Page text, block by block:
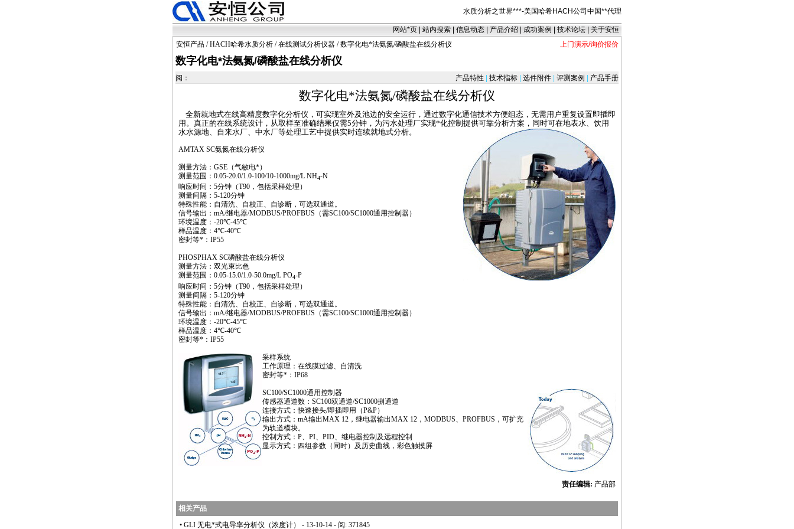
水质分析之世界***-美国哈希HACH公司中国**代理
网站*页 站内搜索 信息动态 产品介绍 成功案例 技术论坛
关于安恒
安恒产品 /HACH哈希水质分析 /在线测试分析仪器 / 数字化电*法氨氮/磷酸盐在线分析仪 上门演示/询价报价
数字化电*法氨氮/磷酸盐在线分析仪
阅： 产品特性 技术指标 选件附件 评测案例 产品手册
数字化电*法氨氮/磷酸盐在线分析仪
全新就地式在线高精度数字化分析仪，可实现室外及池边的安全运行，通过数字化通信技术方便组态，无需用户重复设置即插即
用。真正的在线系统设计，从取样至准确结果仅需5分钟，为污水处理厂实现*化控制提供可靠分析方案，同时可在地表水、饮用
水水源地、自来水厂、中水厂等处理工艺中提供实时连续就地式分析。
AMTAX SC氨氮在线分析仪
测量方法： GSE （气敏电*）
测量范围： 0.05-20.0/1.0-100/10-1000mg/L NH4-N
响应时间： 5分钟（T90 ，包括采样处理）
测量间隔： 5-120分钟
特殊性能：自清洗、自校正、自诊断，可选双通道。
信号输出： mA/继电器/MODBUS/PROFBUS （需SC100/SC1000通用控制器）
环境温度： -20℃-45℃
样品温度： 4℃-40℃
密封等* ： IP55
PHOSPHAX SC磷酸盐在线分析仪
测量方法：双光束比色
测量范围： 0.05-15.0/1.0-50.0mg/L PO4-P
响应时间： 5分钟（T90 ，包括采样处理）
测量间隔： 5-120分钟
特殊性能：自清洗、自校正、自诊断，可选双通道。
信号输出： mA/继电器/MODBUS/PROFBUS （需SC100/SC1000通用控制器）
环境温度： -20℃-45℃
样品温度： 4℃-40℃
密封等* ： IP55
采样系统
工作原理：在线膜过滤、自清洗
密封等* ： IP68
SC100/SC1000通用控制器
传感器通道数： SC100双通道/SC1000捌通道
连接方式：快速接头/即插即用（P&P）
输出方式： mA输出MAX 12 ，继电器输出MAX 12 ， MODBUS PROFBUS ，可扩充
为轨道模块。
控制方式： P PI PID 、继电器控制及远程控制
显示方式：四组参数（同时）及历史曲线，彩色触摸屏
责任编辑: 产品部
相关产品
• GLI 无电*式电导率分析仪（浓度计）
- 13-10-14 - 阅: 371845